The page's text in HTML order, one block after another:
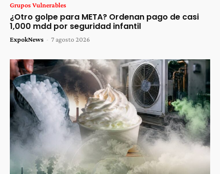
Grupos Vulnerables
¿Otro golpe para META? Ordenan pago de casi
1,000 mdd por seguridad infantil
ExpokNews - 7 agosto 2026